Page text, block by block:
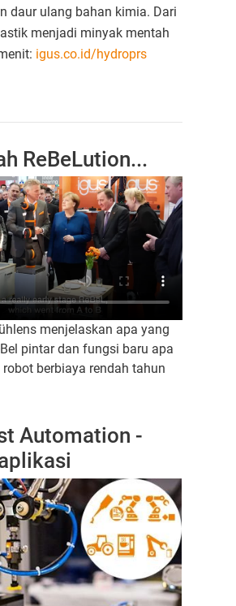
daur ulang bahan kimia. Dari
menjadi minyak mentah
igus.co.id/hydroprs
ReBeLution...
menjelaskan apa yang
pintar dan fungsi baru apa
berbiaya rendah tahun
Automation -